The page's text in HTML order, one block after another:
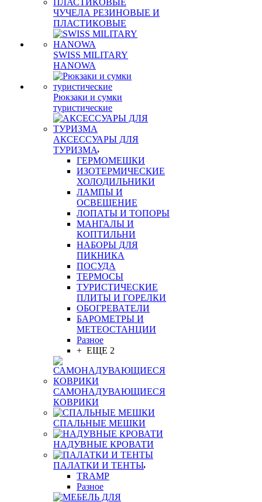
ЧУЧЕЛА РЕЗИНОВЫЕ И
ПЛАСТИКОВЫЕ
SWISS MILITARY
HANOWA
Рюкзаки и сумки
туристические
АКСЕССУАРЫ ДЛЯ
ТУРИЗМА
ГЕРМОМЕШКИ
ИЗОТЕРМИЧЕСКИЕ
ХОЛОДИЛЬНИКИ
ЛАМПЫ И
ОСВЕЩЕНИЕ
ЛОПАТЫ И ТОПОРЫ
МАНГАЛЫ И
КОПТИЛЬНИ
НАБОРЫ ДЛЯ
ПИКНИКА
ПОСУДА
ТЕРМОСЫ
ТУРИСТИЧЕСКИЕ
ПЛИТЫ И ГОРЕЛКИ
ОБОГРЕВАТЕЛИ
БАРОМЕТРЫ И
МЕТЕОСТАНЦИИ
Разное
+ ЕЩЕ 2
САМОНАДУВАЮЩИЕСЯ
КОВРИКИ
СПАЛЬНЫЕ МЕШКИ
НАДУВНЫЕ КРОВАТИ
ПАЛАТКИ И ТЕНТЫ
TRAMP
Разное